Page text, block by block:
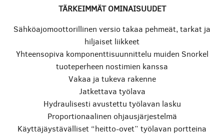
TÄRKEIMMÄT OMINAISUUDET
Sähköajomoottorillinen versio takaa pehmeät, tarkat ja
hiljaiset liikkeet
Yhteensopiva komponenttisuunnittelu muiden Snorkel
tuoteperheen nostimien kanssa
Vakaa ja tukeva rakenne
Jatkettava työlava
Hydraulisesti avustettu työlavan lasku
Proportionaalinen ohjausjärjestelmä
Käyttäjäystävälliset “heitto-ovet” työlavan portteina